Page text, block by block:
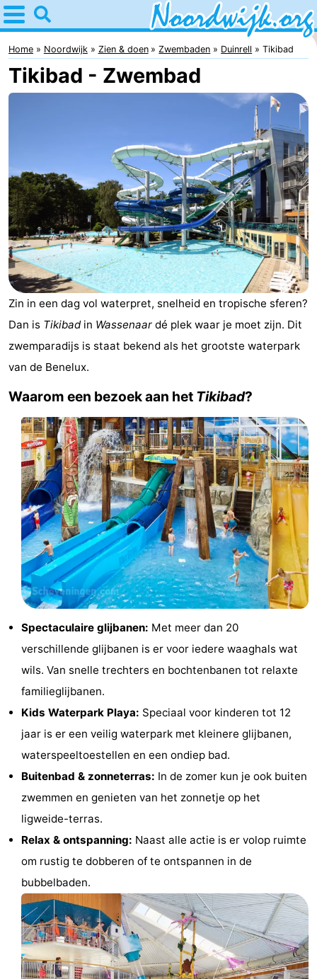
Home
Noordwijk
Tips
Appartementen
Bed
(&
breakfasts)
Campings
Hotels
Vakantiehuizen
De
Gouden
Spar
-
De
Noordduinen
-
Duinresort
Dunimar
Noordwijkse
Duinen
Parc
du
Soleil
Last
minutes
Strand
Zien
doen
Bezienswaardigheden
Musea
Monumenten
Uitkijkpunten
Attracties
Rondvaarten
-
Speeltuinen
Binnenspeeltuinen
-
Experiences
Wellness
centra
Dorpen
Steden
Natuur
Sporten
Home Noordwijk Zien & doen Zwembaden Duinrell Tikibad
Tikibad - Zwembad
Zin in een dag vol waterpret, snelheid en tropische sferen?
Dan is Tikibadin Wassenaar dé plek waar je moet zijn. Dit
zwemparadijs is staat bekend als het grootste waterpark
van de Benelux.
Waarom een bezoek aan het Tikibad?
Spectaculaire glijbanen: Met meer dan 20
verschillende glijbanen is er voor iedere waaghals wat
wils. Van snelle trechters en bochtenbanen tot relaxte
familieglijbanen.
Kids Waterpark Playa: Speciaal voor kinderen tot 12
jaar is er een veilig waterpark met kleinere glijbanen,
waterspeeltoestellen en een ondiep bad.
Buitenbad & zonneterras: In de zomer kun je ook buiten
zwemmen en genieten van het zonnetje op het
ligweide-terras.
Relax & ontspanning: Naast alle actie is er volop ruimte
om rustig te dobberen of te ontspannen in de
bubbelbaden.